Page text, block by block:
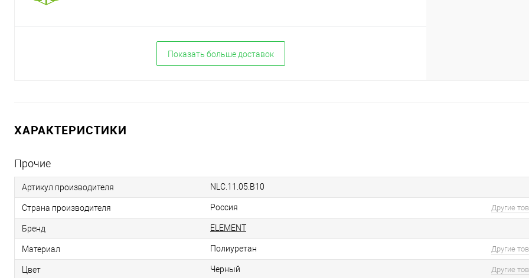
Показать больше доставок
ХАРАКТЕРИСТИКИ
Прочие
Артикул производителя NLC.11.05.B10
Страна производителя Россия Другие
Бренд ELEMENT
Материал Полиуретан Другие
Цвет Черный Другие